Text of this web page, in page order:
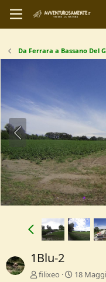
Da Ferrara a Bassano
1Blu-2
filixeo
18